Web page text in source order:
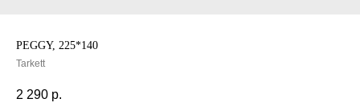
PEGGY, 225*140
Tarkett
2 290 р.